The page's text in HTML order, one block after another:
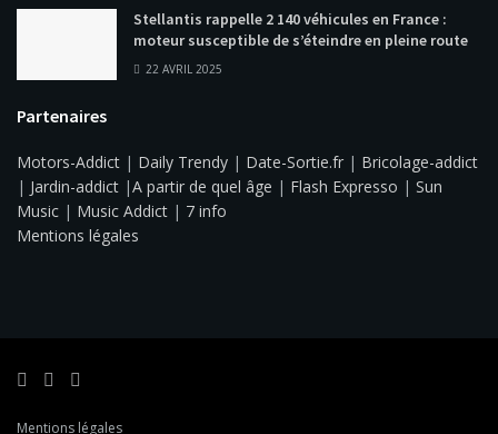
Stellantis rappelle 2 140 véhicules en France :
moteur susceptible de s’éteindre en pleine route
22 AVRIL 2025
Partenaires
Motors-Addict | Daily Trendy | Date-Sortie.fr | Bricolage-addict
| Jardin-addict |A partir de quel âge | Flash Expresso | Sun
Music | Music Addict | 7 info
Mentions légales
Mentions légales